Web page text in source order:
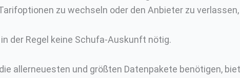
zu wechseln oder den Anbieter zu
der Regel keine Schufa-Auskunft nötig.
allerneuesten und größten Datenpakete benötigen,